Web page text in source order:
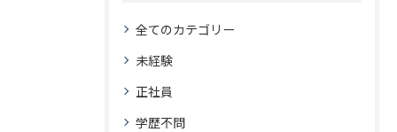
全てのカテゴリー
未経験
正社員
学歴不問